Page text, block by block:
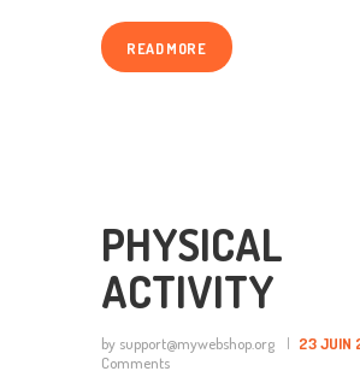
READ MORE
PHYSICAL
ACTIVITY
by support@mywebshop.org 23 JUIN
Comments